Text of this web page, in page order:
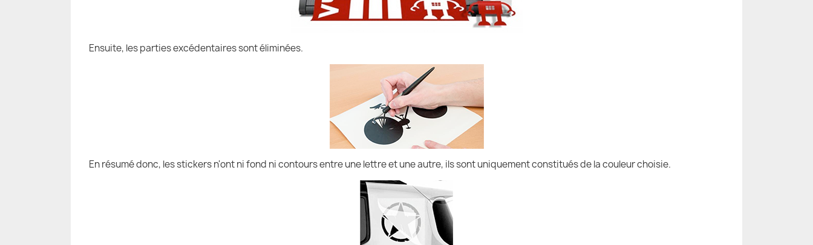
Ensuite, les parties excédentaires sont éliminées.
En résumé donc, les stickers n'ont ni fond ni contours entre une lettre et une autre, ils sont uniquement constitués de la couleur choisie.